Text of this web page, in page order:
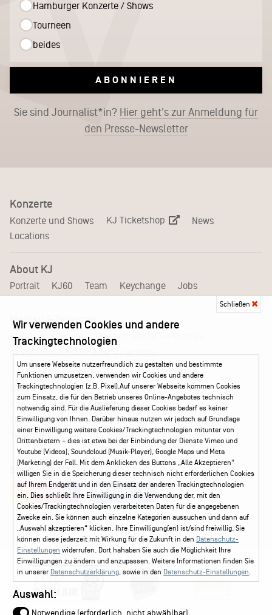
Hamburger Konzerte / Shows
Tourneen
beides
ABONNIEREN
Sie sind Journalist*in? Hier geht's zur Anmeldung für
den Presse-Newsletter
Konzerte
Konzerte und Shows KJ Ticketshop
News
Locations
About KJ
Portrait KJ60 Team Keychange Jobs
Medien & Branche
Booking Presse
Pressematerial – Festivals
Akkreditierungsformular – Festivals
Service
Kontakt Leichte Sprache
FAQ / Hilfe
Ticketshop Hamburg
Gutscheine
Callback-Service
Ticketservice 040 - 413 22 60
Social Media
Instagram Facebook
Schließen
Wir verwenden Cookies und andere
Trackingtechnologien
Um unsere Webseite nutzerfreundlich zu gestalten und bestimmte
Funktionen umzusetzen, verwenden wir Cookies und andere
Trackingtechnologien (z.B. Pixel).Auf unserer Webseite kommen Cookies
zum Einsatz, die für den Betrieb unseres Online-Angebotes technisch
notwendig sind. Für die Auslieferung dieser Cookies bedarf es keiner
Einwilligung von Ihnen. Darüber hinaus nutzen wir jedoch auf Grundlage
einer Einwilligung weitere Cookies/Trackingtechnologien mitunter von
Drittanbietern – dies ist etwa bei der Einbindung der Dienste Vimeo und
Youtube (Videos), Soundcloud (Musik-Player), Google Maps und Meta
(Marketing) der Fall. Mit dem Anklicken des Buttons „Alle Akzeptieren“
willigen Sie in die Speicherung dieser technisch nicht erforderlichen Cookies
auf Ihrem Endgerät und in den Einsatz der anderen Trackingtechnologien
ein. Dies schließt Ihre Einwilligung in die Verwendung der, mit den
Cookies/Trackingtechnologien verarbeiteten Daten für die angegebenen
Zwecke ein. Sie können auch einzelne Kategorien aussuchen und dann auf
„Auswahl akzeptieren“ klicken. Ihre Einwilligung(en) ist/sind freiwillig. Sie
können diese jederzeit mit Wirkung für die Zukunft in den Datenschutz-
Einstellungen widerrufen. Dort hahaben Sie auch die Möglichkeit Ihre
Einwilligungen zu ändern und anzupassen. Weitere Informationen finden Sie
in unserer Datenschutzerklärung, sowie in den Datenschutz-Einstellungen.
Auswahl: